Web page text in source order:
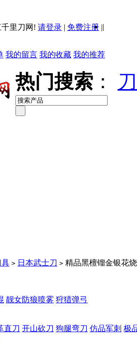
里刀网! 请登录 | 免费注册 ||
我的留言 我的收藏 我的推荐
热门搜索 ：
具 > 日本武士刀 > 精品黑檀镏金银花
靓女防狼喷雾 狩猎弹弓
直刀 开山砍刀 狗腿弯刀 仿品军刺 极